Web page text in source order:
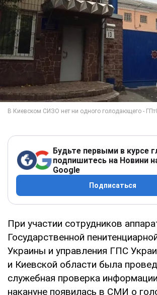
Будьте первыми в курсе
подпишитесь на Новини
Google
Подписаться
При участии сотрудников
Государственной
Украины и управления ГПС
и Киевской области была
служебная проверка
накануне появилась в СМИ о